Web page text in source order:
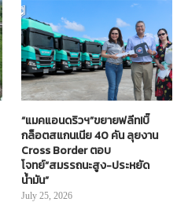
“แมคแอนดริวฯ”ขยายฟลีท!บิ๊
กล็อตสแกนเนีย 40 คัน ลุยงาน
Cross Border ตอบ
โจทย์“สมรรถนะสูง-ประหยัด
น้ำมัน”
July 25, 2026